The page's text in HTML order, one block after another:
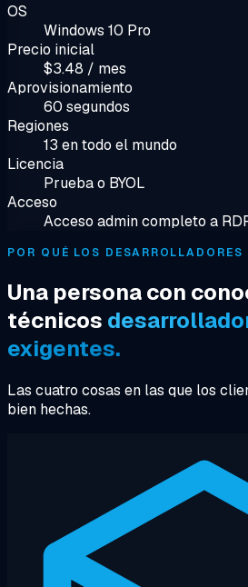
OS
Windows 10 Pro
Precio inicial
$3.48 / mes
Aprovisionamiento
60 segundos
Regiones
13 en todo el mundo
Licencia
Prueba o BYOL
Acceso
Acceso admin completo a
POR QUÉ LOS
Una persona con
técnicos
exigentes.
Las cuatro cosas en las que los
bien hechas.